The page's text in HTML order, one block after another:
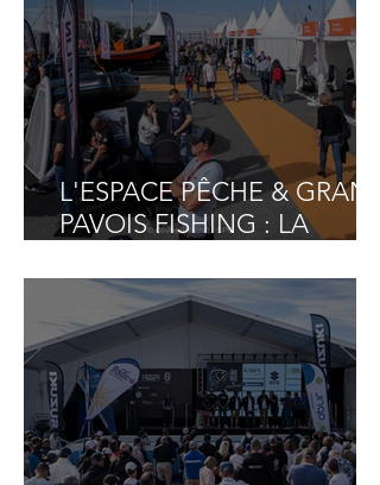
L'ESPACE PÊCHE & GRAND
PAVOIS FISHING : LA
POUR CONSTRUIRE SON
PROJET BATEAU DE
PÊCHE LOISIR !